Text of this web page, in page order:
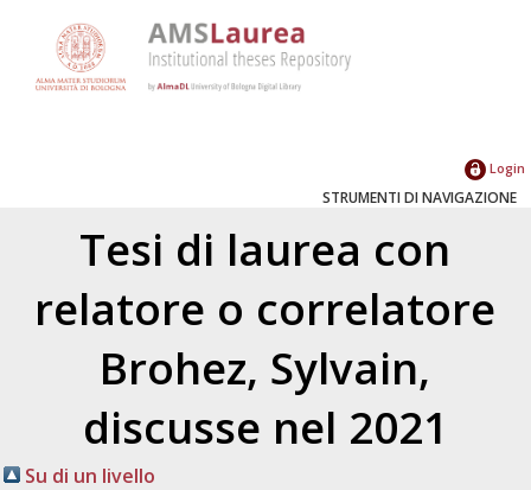
Login
STRUMENTI DI NAVIGAZIONE
Tesi di laurea con
relatore o correlatore
Brohez, Sylvain,
discusse nel 2021
Su di un livello